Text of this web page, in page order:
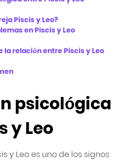
Piscis y Leo?
en Piscis y Leo
la relación entre Piscis y Leo
psicológica
y Leo
y Leo es uno de los signos